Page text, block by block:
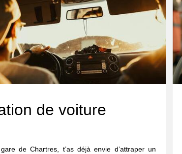
de voiture
de Chartres, t’as déjà envie d’attraper un